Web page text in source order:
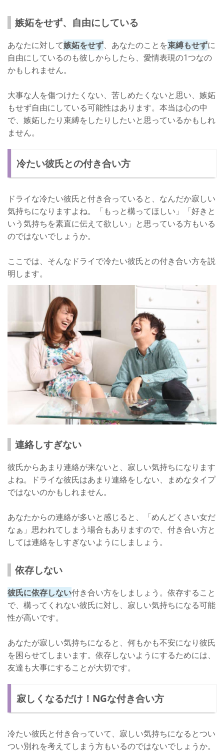
嫉妬をせず、自由にしている
あなたに対して嫉妬をせず、あなたのことを束縛もせずに
自由にしているのも彼しからしたら、愛情表現の1つなの
かもしれません。
大事な人を傷つけたくない、苦しめたくないと思い、嫉妬
もせず自由にしている可能性はあります。本当は心の中
で、嫉妬したり束縛をしたりしたいと思っているかもしれ
ません。
冷たい彼氏との付き合い方
ドライな冷たい彼氏と付き合っていると、なんだか寂しい
気持ちになりますよね。「もっと構ってほしい」「好きと
いう気持ちを素直に伝えて欲しい」と思っている方もいる
のではないでしょうか。
ここでは、そんなドライで冷たい彼氏との付き合い方を説
明します。
連絡しすぎない
彼氏からあまり連絡が来ないと、寂しい気持ちになります
よね。ドライな彼氏はあまり連絡をしない、まめなタイプ
ではないのかもしれません。
あなたからの連絡が多いと感じると、「めんどくさい女だ
なぁ」思われてしまう場合もありますので、付き合い方と
しては連絡をしすぎないようにしましょう。
依存しない
彼氏に依存しない付き合い方をしましょう。依存すること
で、構ってくれない彼氏に対し、寂しい気持ちになる可能
性が高いです。
あなたが寂しい気持ちになると、何もかも不安になり彼氏
を困らせてしまいます。依存しないようにするためには、
友達も大事にすることが大切です。
寂しくなるだけ！NGな付き合い方
冷たい彼氏と付き合っていて、寂しい気持ちになるとつい
つい別れを考えてしまう方もいるのではないでしょうか。